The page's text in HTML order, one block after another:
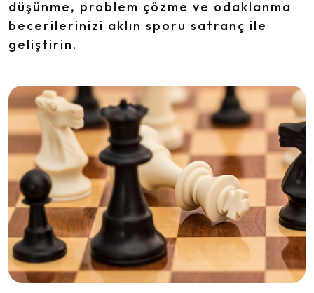
düşünme, problem çözme ve odaklanma
becerilerinizi aklın sporu satranç ile
geliştirin.